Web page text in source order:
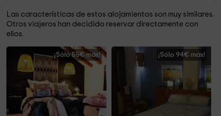
Las características de estos alojamientos son muy similares.
Otros viajeros han decidido reservar directamente con
ellos.
¡Sólo 55€ más! ¡Sólo 94€ más!